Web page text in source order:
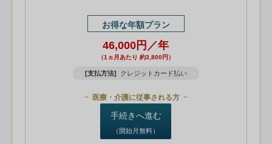
お得な年額プラン
46,000円／年
（1ヵ月あたり 約3,800円）
[支払方法] クレジットカード払い
医療・介護に従事される方
手続きへ進む
（開始月無料）